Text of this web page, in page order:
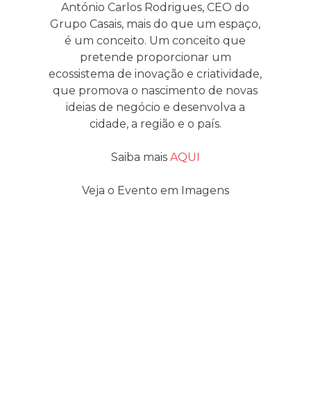
António Carlos Rodrigues, CEO do
Grupo Casais, mais do que um espaço,
é um conceito. Um conceito que
pretende proporcionar um
ecossistema de inovação e criatividade,
que promova o nascimento de novas
ideias de negócio e desenvolva a
cidade, a região e o país.
Saiba mais AQUI
Veja o Evento em Imagens